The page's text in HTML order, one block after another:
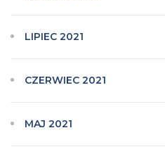
LIPIEC 2021
CZERWIEC 2021
MAJ 2021